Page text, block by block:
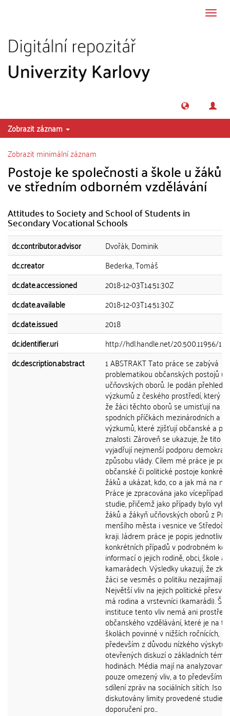
Zobrazit záznam
Zobrazit minimální záznam
Postoje ke společnosti a škole u žáků
ve středním odborném vzdělávání
Attitudes to Society and School of Students in
Secondary Vocational Schools
dc.contributor.advisor
Dvořák, Dominik
dc.creator
Bederka, Tomáš
dc.date.accessioned
2018-12-03T14:51:30Z
dc.date.available
2018-12-03T14:51:30Z
dc.date.issued
2018
dc.identifier.uri
http://hdl.handle.net/20.500.11956/
dc.description.abstract
1 ABSTRAKT Tato práce se zabývá
problematikou občanských postojů u
učňovských oborů. Je podán přehled
výzkumů z českého prostředí, který
že žáci těchto oborů se umisťují na
spodních příčkách mezinárodních a
výzkumů, které zjišťují občanské a
znalosti. Zároveň se ukazuje, že tito
vyjadřují nejmenší podporu
způsobu vlády. Cílem mé práce je
občanské či politické postoje
žáků a ukázat, kdo, co a jak má na ně
Práce je zpracována jako
studie, přičemž jako případy bylo
žáků a žákyň učňovských oborů z
menšího města i vesnice ve
kraji. Jádrem práce je popis
konkrétních případů v podrobném
informací o jejich rodině, obci, škole a
kamarádech. Výsledky ukazují, že
žáci se vesměs o politiku nezajímají.
Největší vliv na jejich politické
má rodina a vrstevníci (kamarádi).
instituce tento vliv nemá ani
občanského vzdělávání, které je na
školách povinné v nižších ročnících,
především z důvodu nízkého výskytu
otevřených diskuzí o základních
hodinách. Média mají na
pouze omezený vliv, a to především
sdílení zpráv na sociálních sítích. Jsou
diskutovány limity provedené studie,
doporučení pro...